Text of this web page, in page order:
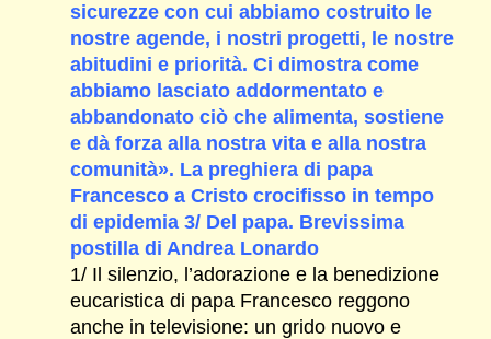
sicurezze con cui abbiamo costruito le
nostre agende, i nostri progetti, le nostre
abitudini e priorità. Ci dimostra come
abbiamo lasciato addormentato e
abbandonato ciò che alimenta, sostiene
e dà forza alla nostra vita e alla nostra
comunità». La preghiera di papa
Francesco a Cristo crocifisso in tempo
di epidemia 3/ Del papa. Brevissima
postilla di Andrea Lonardo
1/ Il silenzio, l’adorazione e la benedizione
eucaristica di papa Francesco reggono
anche in televisione: un grido nuovo e